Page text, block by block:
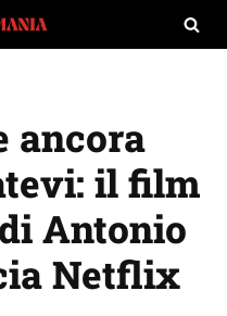
ancora
il film
Antonio
Netflix